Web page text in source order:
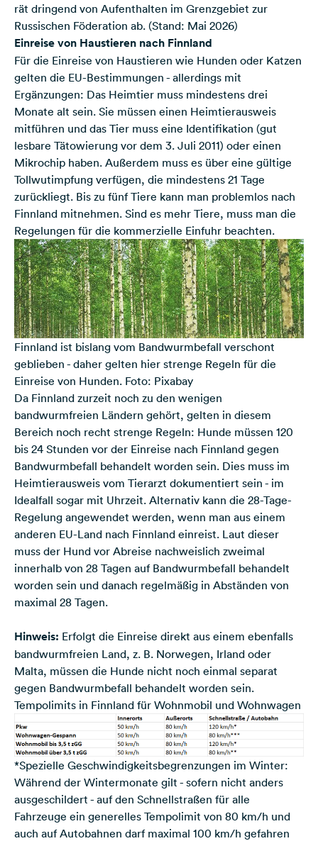
rät dringend von Aufenthalten im Grenzgebiet zur
Russischen Föderation ab. (Stand: Mai 2026)
Einreise von Haustieren nach Finnland
Für die Einreise von Haustieren wie Hunden oder Katzen
gelten die EU-Bestimmungen - allerdings mit
Ergänzungen: Das Heimtier muss mindestens drei
Monate alt sein. Sie müssen einen Heimtierausweis
mitführen und das Tier muss eine Identifikation (gut
lesbare Tätowierung vor dem 3. Juli 2011) oder einen
Mikrochip haben. Außerdem muss es über eine gültige
Tollwutimpfung verfügen, die mindestens 21 Tage
zurückliegt. Bis zu fünf Tiere kann man problemlos nach
Finnland mitnehmen. Sind es mehr Tiere, muss man die
Regelungen für die kommerzielle Einfuhr beachten.
Finnland ist bislang vom Bandwurmbefall verschont
geblieben - daher gelten hier strenge Regeln für die
Einreise von Hunden. Foto: Pixabay
Da Finnland zurzeit noch zu den wenigen
bandwurmfreien Ländern gehört, gelten in diesem
Bereich noch recht strenge Regeln: Hunde müssen 120
bis 24 Stunden vor der Einreise nach Finnland gegen
Bandwurmbefall behandelt worden sein. Dies muss im
Heimtierausweis vom Tierarzt dokumentiert sein - im
Idealfall sogar mit Uhrzeit. Alternativ kann die 28-Tage-
Regelung angewendet werden, wenn man aus einem
anderen EU-Land nach Finnland einreist. Laut dieser
muss der Hund vor Abreise nachweislich zweimal
innerhalb von 28 Tagen auf Bandwurmbefall behandelt
worden sein und danach regelmäßig in Abständen von
maximal 28 Tagen.
Hinweis: Erfolgt die Einreise direkt aus einem ebenfalls
bandwurmfreien Land, z. B. Norwegen, Irland oder
Malta, müssen die Hunde nicht noch einmal separat
gegen Bandwurmbefall behandelt worden sein.
Tempolimits in Finnland für Wohnmobil und Wohnwagen
*Spezielle Geschwindigkeitsbegrenzungen im Winter:
Während der Wintermonate gilt - sofern nicht anders
ausgeschildert - auf den Schnellstraßen für alle
Fahrzeuge ein generelles Tempolimit von 80 km/h und
auch auf Autobahnen darf maximal 100 km/h gefahren